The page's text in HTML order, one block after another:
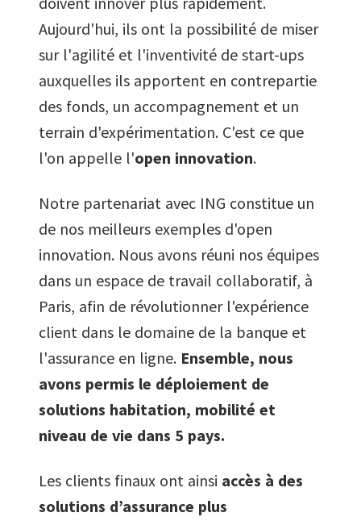
9
Aujourd'hui, ils ont la possibilité de miser
sur l'agilité et l'inventivité de start-ups
auxquelles ils apportent en contrepartie
des fonds, un accompagnement et un
terrain d'expérimentation. C'est ce que
l'on appelle l'open innovation.
Notre partenariat avec ING constitue un
de nos meilleurs exemples d'open
innovation. Nous avons réuni nos équipes
dans un espace de travail collaboratif, à
Paris, afin de révolutionner l'expérience
client dans le domaine de la banque et
l'assurance en ligne. Ensemble, nous
avons permis le déploiement de
solutions habitation, mobilité et
niveau de vie dans 5 pays.
Les clients finaux ont ainsi accès à des
solutions d’assurance plus